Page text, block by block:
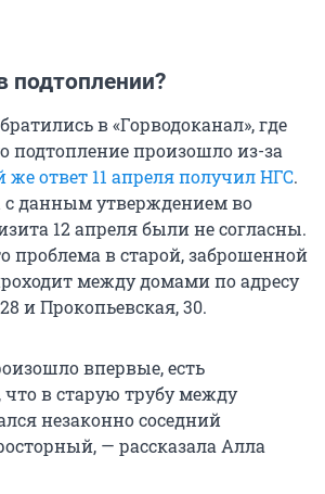
подтоплении?
в «Горводоканал», где
подтопление произошло из-за
же ответ 11 апреля получил НГС.
данным утверждением во
12 апреля были не согласны.
проблема в старой, заброшенной
между домами по адресу
и Прокопьевская, 30.
впервые, есть
в старую трубу между
незаконно соседний
— рассказала Алла